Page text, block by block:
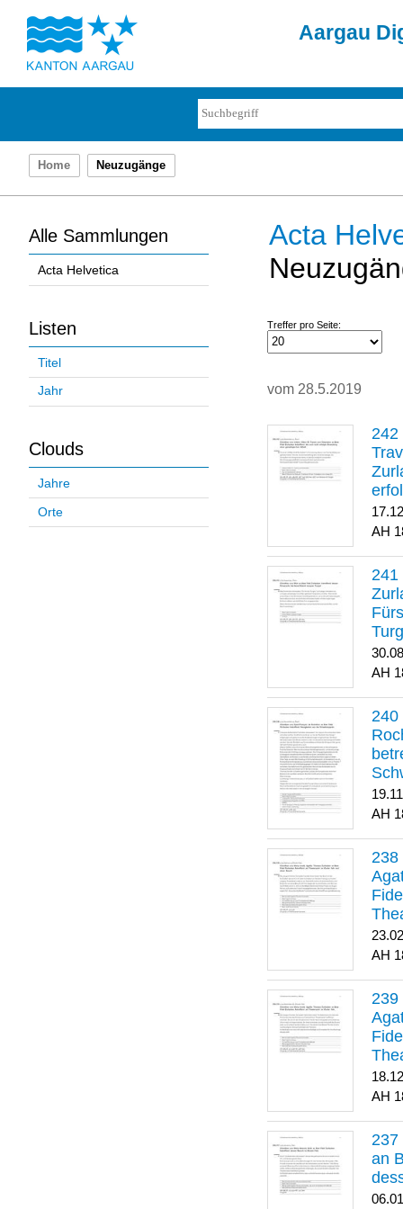
Aargau
Home Neuzugänge
Alle Sammlungen
Acta Helvetica
Listen
Titel
Jahr
Clouds
Jahre
Orte
Acta
Treffer pro Seite:
vom 28.5.2019
an